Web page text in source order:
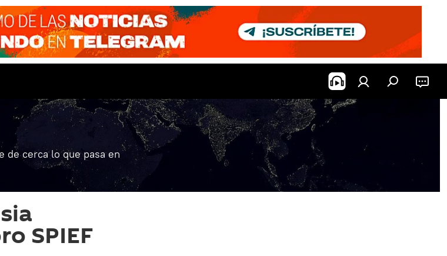
de cerca lo que pasa en
SPIEF